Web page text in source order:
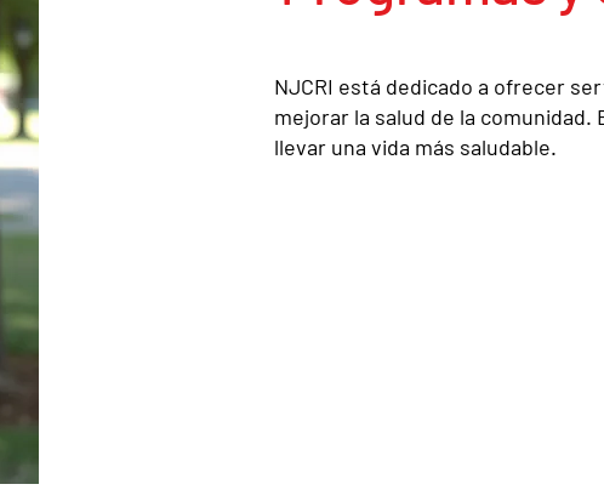
NJCRI está dedicado a ofrecer
mejorar la salud de la
llevar una vida más saludable.